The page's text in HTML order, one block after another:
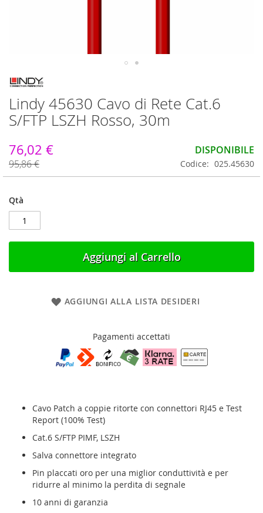
Vai
all'inizio
della
galleria
di
Lindy 45630 Cavo di Rete Cat.6
S/FTP LSZH Rosso, 30m
76,02 €
95,86 €
DISPONIBILE
Codice 025.45630
Qtà
Aggiungi al Carrello
AGGIUNGI ALLA LISTA DESIDERI
Pagamenti accettati
Cavo Patch a coppie ritorte con connettori RJ45 e Test
Report (100% Test)
Cat.6 S/FTP PIMF, LSZH
Salva connettore integrato
Pin placcati oro per una miglior conduttività e per
ridurre al minimo la perdita di segnale
10 anni di garanzia